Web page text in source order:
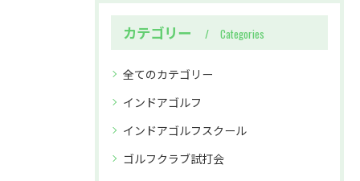
カテゴリー Categories
全てのカテゴリー
インドアゴルフ
インドアゴルフスクール
ゴルフクラブ試打会